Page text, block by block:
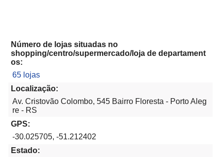
Número de lojas situadas no
shopping/centro/supermercado/loja de departament
os:
65 lojas
Localização:
Av. Cristovão Colombo, 545 Bairro Floresta - Porto Aleg
re - RS
GPS:
-30.025705, -51.212402
Estado: